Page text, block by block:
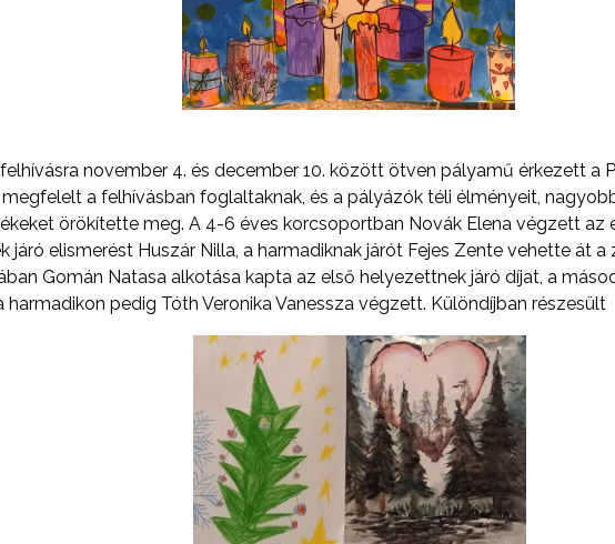
november 4. és december 10. között ötven pályamű érkezett a
a felhívásban foglaltaknak, és a pályázók téli élményeit,
örökítette meg. A 4-6 éves korcsoportban Novák Elena végzett az
járó elismerést Huszár Nilla, a harmadiknak járót Fejes Zente vehette át a
Gomán Natasa alkotása kapta az első helyezettnek járó díjat, a
harmadikon pedig Tóth Veronika Vanessza végzett. Különdíjban